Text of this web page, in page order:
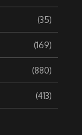
(35)
(169)
(880)
(413)